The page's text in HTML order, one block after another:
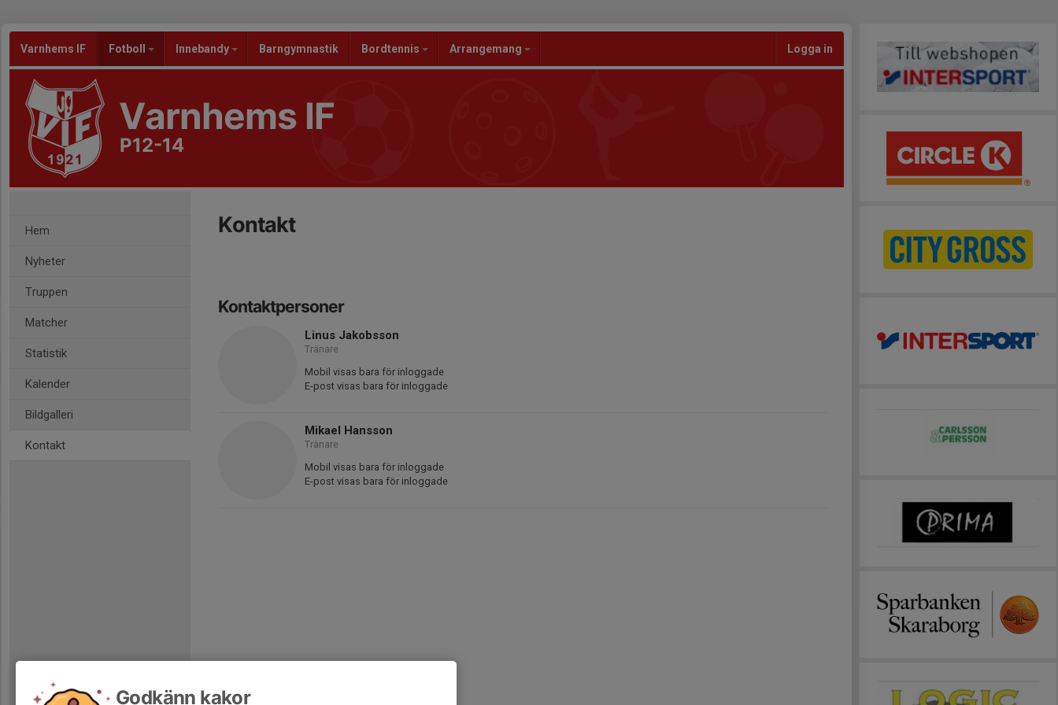
Varnhems IF Fotboll Innebandy Barngymnastik Bordtennis Arrangemang Logga in
Varnhems IF
P12-14
Hem
Nyheter
Truppen
Matcher
Statistik
Kalender
Bildgalleri
Kontakt
Kontakt
Kontaktpersoner
Linus Jakobsson
Tränare
Mobil visas bara för inloggade
E-post visas bara för inloggade
Mikael Hansson
Tränare
Mobil visas bara för inloggade
E-post visas bara för inloggade
Godkänn kakor